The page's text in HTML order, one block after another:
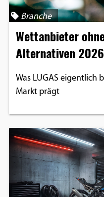
Branche
Wettanbieter
Alternativen 2026
Was LUGAS eigentlich
Markt prägt